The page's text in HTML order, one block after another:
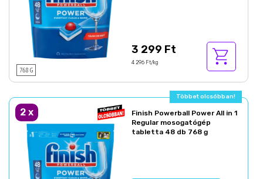
768 G
3 299 Ft
4 296 Ft/kg
Többet olcsóbban!
2 x
Finish Powerball Power All in 1
Regular mosogatógép
tabletta 48 db 768 g